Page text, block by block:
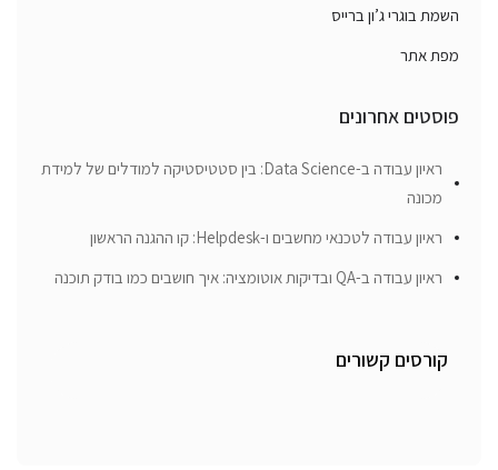
השמת בוגרי ג’ון ברייס
מפת אתר
פוסטים אחרונים
ראיון עבודה ב-Data Science: בין סטטיסטיקה למודלים של למידת
מכונה
ראיון עבודה לטכנאי מחשבים ו-Helpdesk: קו ההגנה הראשון
ראיון עבודה ב-QA ובדיקות אוטומציה: איך חושבים כמו בודק תוכנה
קורסים קשורים